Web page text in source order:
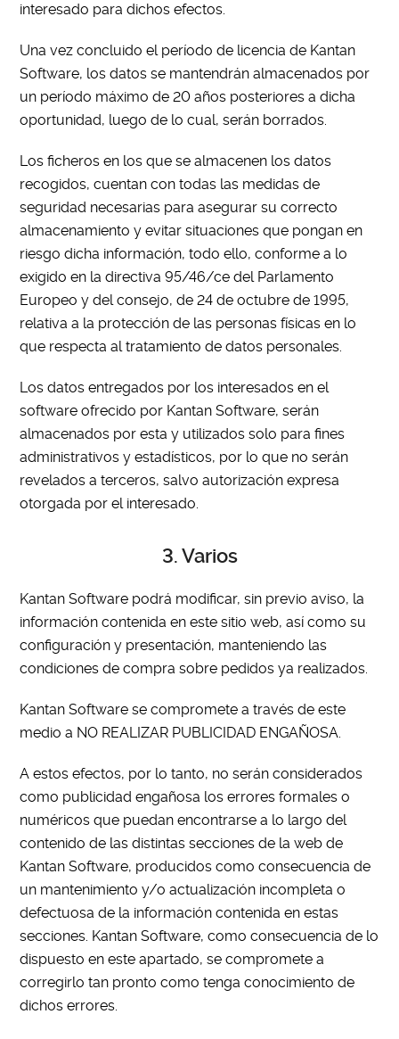
interesado para dichos efectos.
Una vez concluido el período de licencia de Kantan
Software, los datos se mantendrán almacenados por
un período máximo de 20 años posteriores a dicha
oportunidad, luego de lo cual, serán borrados.
Los ficheros en los que se almacenen los datos
recogidos, cuentan con todas las medidas de
seguridad necesarias para asegurar su correcto
almacenamiento y evitar situaciones que pongan en
riesgo dicha información, todo ello, conforme a lo
exigido en la directiva 95/46/ce del Parlamento
Europeo y del consejo, de 24 de octubre de 1995,
relativa a la protección de las personas físicas en lo
que respecta al tratamiento de datos personales.
Los datos entregados por los interesados en el
software ofrecido por Kantan Software, serán
almacenados por esta y utilizados solo para fines
administrativos y estadísticos, por lo que no serán
revelados a terceros, salvo autorización expresa
otorgada por el interesado.
3. Varios
Kantan Software podrá modificar, sin previo aviso, la
información contenida en este sitio web, así como su
configuración y presentación, manteniendo las
condiciones de compra sobre pedidos ya realizados.
Kantan Software se compromete a través de este
medio a NO REALIZAR PUBLICIDAD ENGAÑOSA.
A estos efectos, por lo tanto, no serán considerados
como publicidad engañosa los errores formales o
numéricos que puedan encontrarse a lo largo del
contenido de las distintas secciones de la web de
Kantan Software, producidos como consecuencia de
un mantenimiento y/o actualización incompleta o
defectuosa de la información contenida en estas
secciones. Kantan Software, como consecuencia de lo
dispuesto en este apartado, se compromete a
corregirlo tan pronto como tenga conocimiento de
dichos errores.